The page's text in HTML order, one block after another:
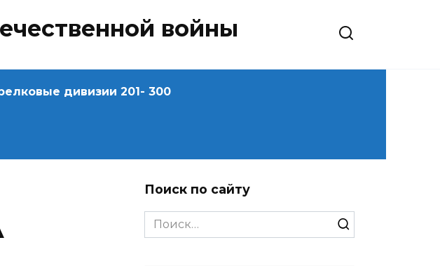
войны
дивизии 201- 300
Поиск по сайту
Search
for: